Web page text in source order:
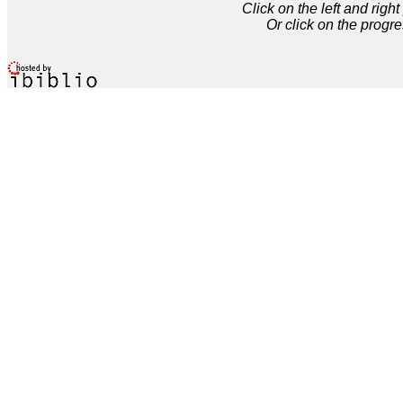
Click on the left and
Or click on the